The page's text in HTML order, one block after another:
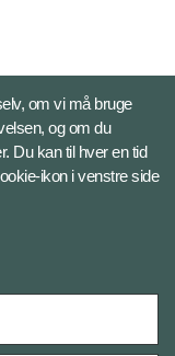
om vi må bruge
og om du
Du kan til hver en tid
ikon i venstre side